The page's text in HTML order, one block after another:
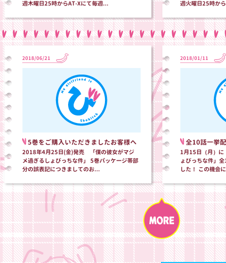
週木曜日25時からAT-Xにて毎週…
週火曜日25時か
2018/06/21
5巻をご購入いただきましたお客様へ
2018年4月25日(金)発売 「僕の彼女がマジ
メ過ぎるしょびっちな件」 5巻パッケージ帯部
分の誤表記につきましてのお…
2018/01/11
全10話一挙
1月15日（月）に
ょびっちな件」
した！ この機会